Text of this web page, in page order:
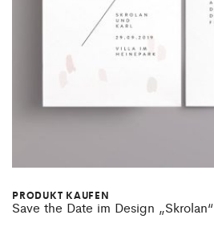
PRODUKT KAUFEN
Save the Date im Design „Skrolan“